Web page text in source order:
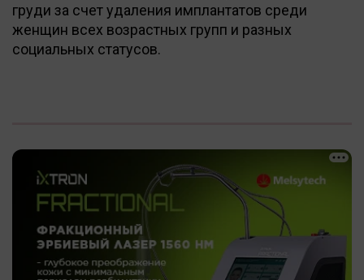
груди за счет удаления имплантатов среди
женщин всех возрастных групп и разных
социальных статусов.